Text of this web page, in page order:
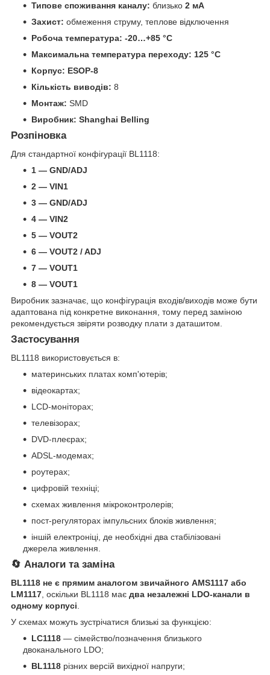
Типове споживання каналу: близько 2 мА
Захист: обмеження струму, теплове відключення
Робоча температура: -20…+85 °C
Максимальна температура переходу: 125 °C
Корпус: ESOP-8
Кількість виводів: 8
Монтаж: SMD
Виробник: Shanghai Belling
Розпіновка
Для стандартної конфігурації BL1118:
1 — GND/ADJ
2 — VIN1
3 — GND/ADJ
4 — VIN2
5 — VOUT2
6 — VOUT2 / ADJ
7 — VOUT1
8 — VOUT1
Виробник зазначає, що конфігурація входів/виходів може бути
адаптована під конкретне виконання, тому перед заміною
рекомендується звіряти розводку плати з даташитом.
Застосування
BL1118 використовується в:
материнських платах комп'ютерів;
відеокартах;
LCD-моніторах;
телевізорах;
DVD-плеєрах;
ADSL-модемах;
роутерах;
цифровій техніці;
схемах живлення мікроконтролерів;
пост-регуляторах імпульсних блоків живлення;
іншій електроніці, де необхідні два стабілізовані
джерела живлення.
🔄 Аналоги та заміна
BL1118 не є прямим аналогом звичайного AMS1117 або
LM1117 , оскільки BL1118 має два незалежні LDO-канали в
одному корпусі
У схемах можуть зустрічатися близькі за функцією:
LC1118 — сімейство/позначення близького
двоканального LDO;
BL1118 різних версій вихідної напруги;